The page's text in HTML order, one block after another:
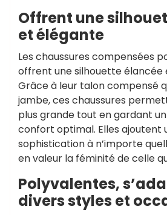
Offrent une
et élégante
Les chaussures compensées
offrent une silhouette élancée
Grâce à leur talon compensé
jambe, ces chaussures
plus grande tout en gardant
confort optimal. Elles ajoutent
sophistication à n’importe
en valeur la féminité de celle
Polyvalentes,
divers styles et